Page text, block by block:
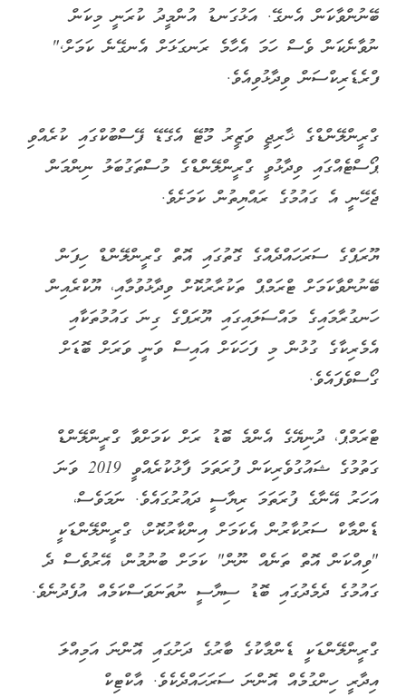
ބޭނުންވާކަން އެނގޭ. އަޅުގަނޑު އުންމީދު ކުރަނީ މިކަން
ނުވާނެކަން ވެސް ހަމަ އެހާމެ ރަނގަޅަށް އެނގޭނެ ކަމަށް,"
ފްރެޑެރިކްސަން ވިދާޅުވިއެވެ.
ގްރީންލޭންޑްގެ ޚާރިޖީ ވަޒީރު މޫޓޭ އެގޭޑޭ ފޭސްބުކްގައި ކުރެއްވި
ޕޯސްޓެއްގައި ވިދާޅުވީ ގްރީންލޭންޑްގެ މުސްތަގުބަލު ނިންމަން
ޖެހޭނީ އެ ގައުމުގެ ރައްޔިތުން ކަމަށެވެ.
ޔޫރަޕްގެ ސަރަހައްދެއްގެ ގޮތުގައި އޮތް ގްރީންލޭންޑް ހިފަން
ބޭނުންވާކަމަށް ޓްރަމްޕް ތަކުރާރުކޮށް ވިދާޅުވުމާއި، ޔޫކްރެއިން
ހަނގުރާމައިގެ މައްސަލައިގައި ޔޫރަޕްގެ ގިނަ ގައުމުތަކާއި
އެމެރިކާގެ ގުޅުން މި ފަހަކަށް އައިސް ވަނީ ވަރަށް ބޮޑަށް
ގޯސްވެފައެވެ.
ޓްރަމްޕް، ދުނިޔޭގެ އެންމެ ބޮޑު ރަށް ކަމަށްވާ ގްރީންލޭންޑް
ގަތުމުގެ ޝައުގުވެރިކަން ފުރަތަމަ ފާޅުކުރެއްވީ 2019 ވަނަ
އަހަރު އޭނާގެ ފުރަތަމަ ރިޔާސީ ދައުރުގައެވެ. ނަމަވެސް،
ޑެންމާކް ސަރުކާރުން އެކަމަށް އިންކާރުކޮށް، ގްރީންލޭންޑަކީ
"ވިއްކަން އޮތް ތަނެއް ނޫން" ކަމަށް ބުނުމުން، އޭރުވެސް ދެ
ގައުމުގެ ދެމެދުގައި ބޮޑު ސިޔާސީ ނުތަނަވަސްކަމެއް އުފެދުނެވެ.
ގްރީންލޭންޑަކީ ޑެންމާކުގެ ބާރުގެ ދަށުގައި އޮންނަ އަމިއްލަ
އިދާރީ ހިންގުމެއް އޮންނަ ސަރަހައްދެކެވެ. އާކްޓިކް